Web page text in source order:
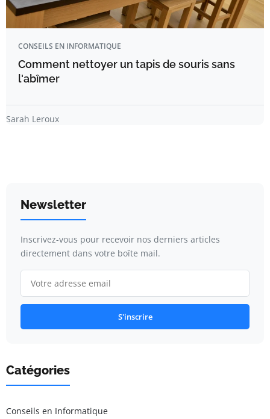
CONSEILS EN INFORMATIQUE
Comment nettoyer un tapis de souris sans
l'abîmer
Sarah Leroux
Newsletter
Inscrivez-vous pour recevoir nos derniers articles
directement dans votre boîte mail.
S'inscrire
Catégories
Conseils en Informatique